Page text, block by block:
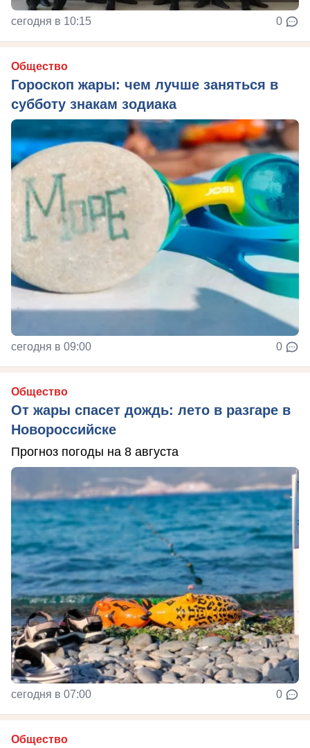
сегодня в 10:15 0
Общество
Гороскоп жары: чем лучше заняться в
субботу знакам зодиака
сегодня в 09:00 0
Общество
От жары спасет дождь: лето в разгаре в
Новороссийске
Прогноз погоды на 8 августа
сегодня в 07:00 0
Общество